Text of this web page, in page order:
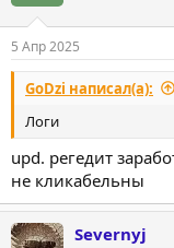
5 Апр 2025
GoDzi написал(а):
Логи
upd. регедит
не кликабельны
Severnyj